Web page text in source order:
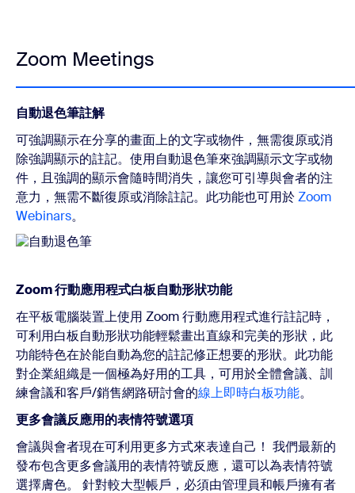
Zoom Meetings
自動退色筆註解
可強調顯示在分享的畫面上的文字或物件，無需復原或消
除強調顯示的註記。使用自動退色筆來強調顯示文字或物
件，且強調的顯示會隨時間消失，讓您可引導與會者的注
意力，無需不斷復原或消除註記。此功能也可用於Zoom
Webinars。
Zoom 行動應用程式白板自動形狀功能
在平板電腦裝置上使用 Zoom 行動應用程式進行註記時，
可利用白板自動形狀功能輕鬆畫出直線和完美的形狀，此
功能特色在於能自動為您的註記修正想要的形狀。此功能
對企業組織是一個極為好用的工具，可用於全體會議、訓
練會議和客戶/銷售網路研討會的線上即時白板功能。
更多會議反應用的表情符號選項
會議與會者現在可利用更多方式來表達自己！ 我們最新的
發布包含更多會議用的表情符號反應，還可以為表情符號
選擇膚色。 針對較大型帳戶，必須由管理員和帳戶擁有者